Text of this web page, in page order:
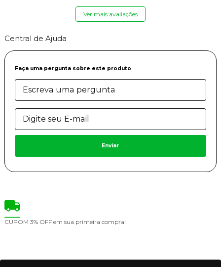
Ver mais avaliações
Central de Ajuda
Faça uma pergunta sobre este produto
Enviar
CUPOM 3% OFF em sua primeira compra!